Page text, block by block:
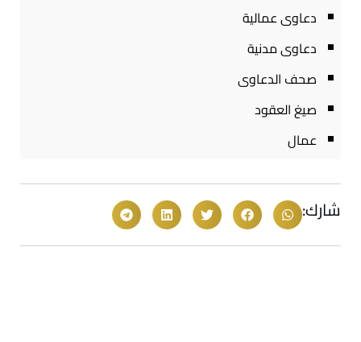
دعاوى عمالية
دعاوى مدنية
صحف الدعاوى
صيغ العقود
عمال
شارك: